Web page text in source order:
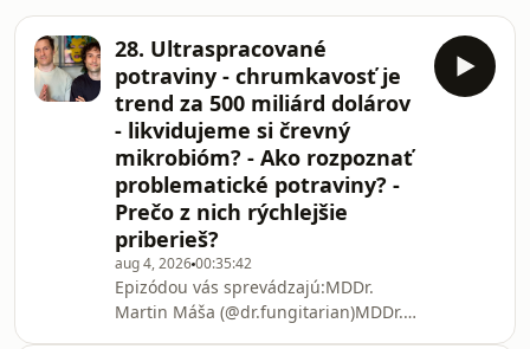
28. Ultraspracované
potraviny - chrumkavosť je
trend za 500 miliárd dolárov
- likvidujeme si črevný
mikrobióm? - Ako rozpoznať
problematické potraviny? -
Prečo z nich rýchlejšie
priberieš?
aug 4, 202600:35:42
Epizódou vás sprevádzajú:MDDr.
Martin Máša (@dr.fungitarian)MDDr.